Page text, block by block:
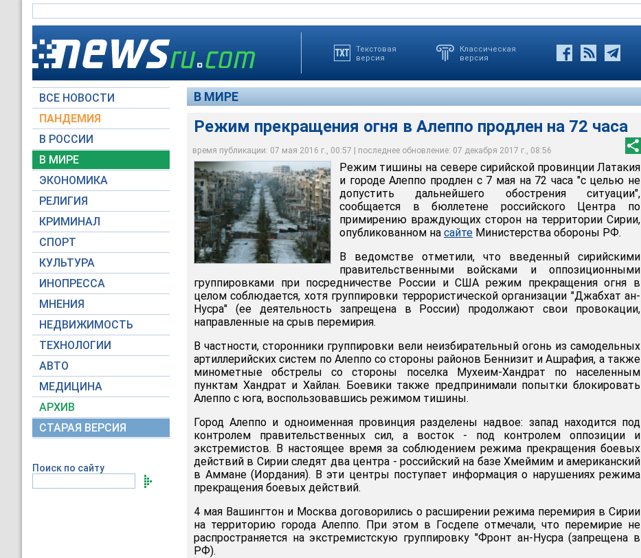
Текстовая
версия
Классическая
версия
ВСЕ НОВОСТИ
ПАНДЕМИЯ
В РОССИИ
В МИРЕ
ЭКОНОМИКА
РЕЛИГИЯ
КРИМИНАЛ
СПОРТ
КУЛЬТУРА
ИНОПРЕССА
МНЕНИЯ
НЕДВИЖИМОСТЬ
ТЕХНОЛОГИИ
АВТО
МЕДИЦИНА
АРХИВ
СТАРАЯ ВЕРСИЯ
Поиск по сайту
В МИРЕ
Режим прекращения огня в Алеппо продлен на 72 часа
время публикации: 07 мая 2016 г., 00:57 | последнее обновление: 07 декабря 2017 г., 08:56
Режим прекращения огня в Алеппо продлен на 72 часа
Reuters
Режим тишины на севере сирийской провинции Латакия
и городе Алеппо продлен с 7 мая на 72 часа "с целью не
допустить дальнейшего обострения ситуации",
сообщается в бюллетене российского Центра по
примирению враждующих сторон на территории Сирии,
опубликованном на сайте Министерства обороны РФ.
В ведомстве отметили, что введенный сирийскими
правительственными войсками и оппозиционными
группировками при посредничестве России и США режим прекращения огня в
целом соблюдается, хотя группировки террористической организации "Джабхат ан-
Нусра" (ее деятельность запрещена в России) продолжают свои провокации,
направленные на срыв перемирия.
В частности, сторонники группировки вели неизбирательный огонь из самодельных
артиллерийских систем по Алеппо со стороны районов Беннизит и Ашрафия, а также
минометные обстрелы со стороны поселка Мухеим-Хандрат по населенным
пунктам Хандрат и Хайлан. Боевики также предпринимали попытки блокировать
Алеппо с юга, воспользовавшись режимом тишины.
Город Алеппо и одноименная провинция разделены надвое: запад находится под
контролем правительственных сил, а восток - под контролем оппозиции и
экстремистов. В настоящее время за соблюдением режима прекращения боевых
действий в Сирии следят два центра - российский на базе Хмеймим и американский
в Аммане (Иордания). В эти центры поступает информация о нарушениях режима
прекращения боевых действий.
4 мая Вашингтон и Москва договорились о расширении режима перемирия в Сирии
на территорию города Алеппо. При этом в Госдепе отмечали, что перемирие не
распространяется на экстремистскую группировку "Фронт ан-Нусра (запрещена в
РФ).